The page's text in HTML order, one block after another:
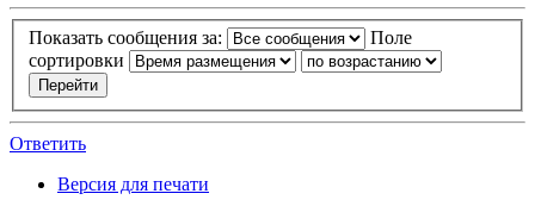
Показать сообщения за:
Поле
сортировки
Ответить
Версия для печати